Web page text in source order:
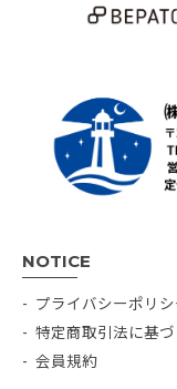
NOTICE
プライバシーポリシ
特定商取引法に基
会員規約